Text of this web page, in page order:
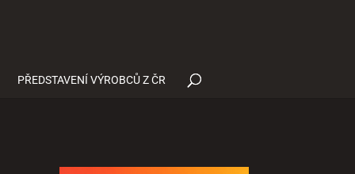
PŘEDSTAVENÍ VÝROBCŮ Z ČR